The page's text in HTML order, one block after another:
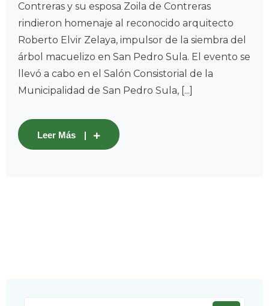
Contreras y su esposa Zoila de Contreras
rindieron homenaje al reconocido arquitecto
Roberto Elvir Zelaya, impulsor de la siembra del
árbol macuelizo en San Pedro Sula. El evento se
llevó a cabo en el Salón Consistorial de la
Municipalidad de San Pedro Sula, [...]
Leer Más